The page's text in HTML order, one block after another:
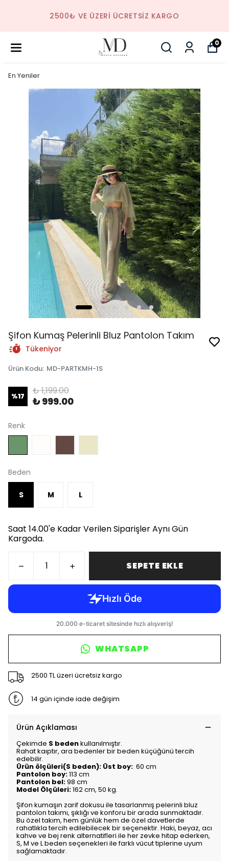
2500₺ VE ÜZERI ÜCRETSIZ KARGO
0
En Yeniler
Şifon Kumaş Pelerinli Bluz Pantolon Takım
Tükeniyor
Ürün Kodu: MD-PARTKMH-1S
%17 ₺ 1,199.00
₺ 999.00
Renk
Beden
S M L
Saat 14.00'e Kadar Verilen Siparişler Aynı Gün
Kargoda.
SEPETE EKLE
WHATSAPP
2500 TL üzeri ücretsiz kargo
14 gün içinde iade değişim
Ürün Açıklaması
Çekimde S bedenkullanılmıştır.
Rahat kaıptır, ara bedenler bir beden küçüğünü tercih
edebilir.
Ürün ölçüleri(S beden): Üst boy: 60 cm
Pantolon boy:113 cm
Pantolon bel:98 cm
Model Ölçüleri:162 cm, 50 kg.
Şifon kumaşın zarif dokusu ile tasarlanmış pelerinli bluz
pantolon takımı, şıklığı ve konforu bir arada sunmaktadır.
Bu özel takım, hem günlük hem de özel davetlerde
rahatlıkla tercih edilebilecek bir seçenektir. Haki, beyaz, acı
kahve ve bej renk alternatifleri ile her zevke hitap ederken,
S, M ve L beden seçenekleri ile farklı vücut tiplerine uyum
sağlamaktadır.